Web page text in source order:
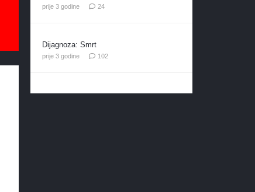
prije 3 godine 24komentara
Dijagnoza: Smrt
prije 3 godine 102komentara